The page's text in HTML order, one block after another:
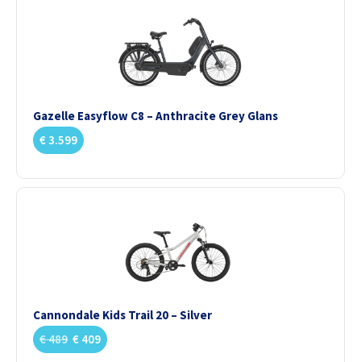
Gazelle Easyflow C8 – Anthracite Grey Glans
€3.599
Cannondale Kids Trail 20 – Silver
€489 € 409